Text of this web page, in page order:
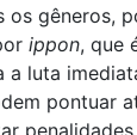
os gêneros,
ippon, que
a luta
pontuar